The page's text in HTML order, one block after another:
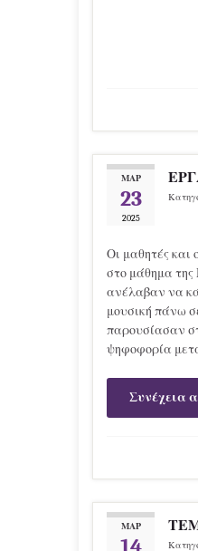
ΜΑΡ
23
2025
Οι μαθητές και
στο μάθημα της
ανέλαβαν να
μουσική πάνω
παρουσίασαν
ψηφοφορία
Συνέχεια
ΜΑΡ